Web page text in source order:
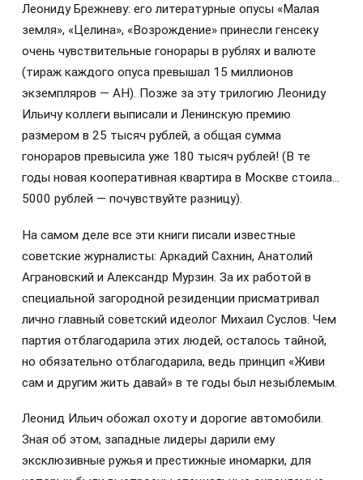
Леониду Брежневу: его литературные опусы «Малая
земля», «Целина», «Возрождение» принесли генсеку
очень чувствительные гонорары в рублях и валюте
(тираж каждого опуса превышал 15 миллионов
экземпляров — АН). Позже за эту трилогию Леониду
Ильичу коллеги выписали и Ленинскую премию
размером в 25 тысяч рублей, а общая сумма
гонораров превысила уже 180 тысяч рублей! (В те
годы новая кооперативная квартира в Москве стоила…
5000 рублей — почувствуйте разницу).
На самом деле все эти книги писали известные
советские журналисты: Аркадий Сахнин, Анатолий
Аграновский и Александр Мурзин. За их работой в
специальной загородной резиденции присматривал
лично главный советский идеолог Михаил Суслов. Чем
партия отблагодарила этих людей, осталось тайной,
но обязательно отблагодарила, ведь принцип «Живи
сам и другим жить давай» в те годы был незыблемым.
Леонид Ильич обожал охоту и дорогие автомобили.
Зная об этом, западные лидеры дарили ему
эксклюзивные ружья и престижные иномарки, для